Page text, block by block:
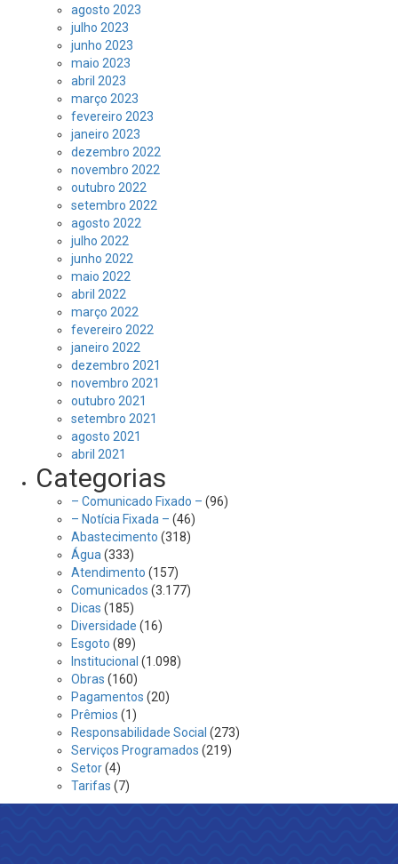
agosto 2023
julho 2023
junho 2023
maio 2023
abril 2023
março 2023
fevereiro 2023
janeiro 2023
dezembro 2022
novembro 2022
outubro 2022
setembro 2022
agosto 2022
julho 2022
junho 2022
maio 2022
abril 2022
março 2022
fevereiro 2022
janeiro 2022
dezembro 2021
novembro 2021
outubro 2021
setembro 2021
agosto 2021
abril 2021
Categorias
– Comunicado Fixado – (96)
– Notícia Fixada – (46)
Abastecimento (318)
Água (333)
Atendimento (157)
Comunicados (3.177)
Dicas (185)
Diversidade (16)
Esgoto (89)
Institucional (1.098)
Obras (160)
Pagamentos (20)
Prêmios (1)
Responsabilidade Social (273)
Serviços Programados (219)
Setor(4)
Tarifas (7)